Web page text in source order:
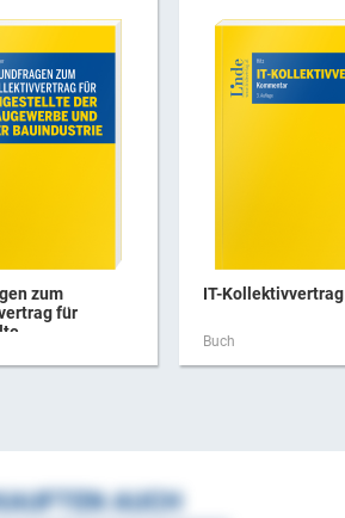
zum
für
...
IT-Kollektivvertrag
Buch
AUCH